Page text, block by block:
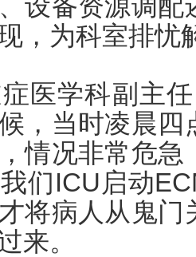
设备资源调
，为科室排忧
医学科副主
，当时凌晨
情况非常危
们ICU启动
将病人从鬼
来。